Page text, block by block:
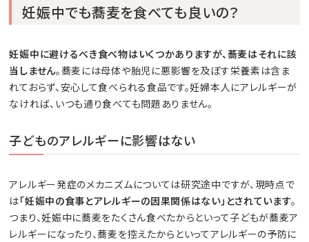
妊娠中でも蕎麦を食べても良いの？
妊娠中に避けるべき食べ物はいくつかありますが、蕎麦はそれに該
当しません。蕎麦には母体や胎児に悪影響を及ぼす栄養素は含ま
れておらず、安心して食べられる食品です。妊婦本人にアレルギーが
なければ、いつも通り食べても問題ありません。
子どものアレルギーに影響はない
アレルギー発症のメカニズムについては研究途中ですが、現時点で
は「妊娠中の食事とアレルギーの因果関係はない」とされています。
つまり、妊娠中に蕎麦をたくさん食べたからといって子どもが蕎麦ア
レルギーになったり、蕎麦を控えたからといってアレルギーの予防に